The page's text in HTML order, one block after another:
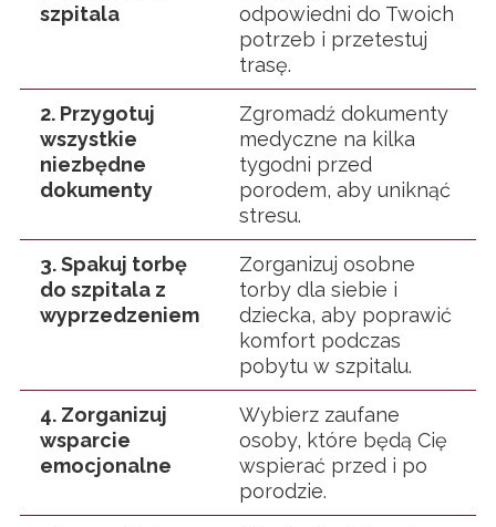
szpitala
odpowiedni do Twoich
potrzeb i przetestuj
trasę.
2. Przygotuj
wszystkie
niezbędne
dokumenty
Zgromadź dokumenty
medyczne na kilka
tygodni przed
porodem, aby uniknąć
stresu.
3. Spakuj torbę
do szpitala z
wyprzedzeniem
Zorganizuj osobne
torby dla siebie i
dziecka, aby poprawić
komfort podczas
pobytu w szpitalu.
4. Zorganizuj
wsparcie
emocjonalne
Wybierz zaufane
osoby, które będą Cię
wspierać przed i po
porodzie.